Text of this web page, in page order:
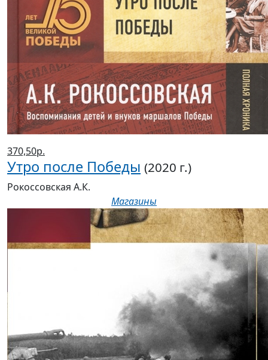
370,50р.
Утро после Победы (2020 г.)
Рокоссовская А.К.
Магазины